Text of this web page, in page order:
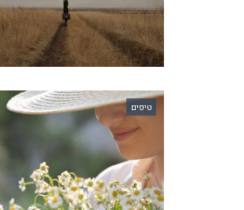
טיפים